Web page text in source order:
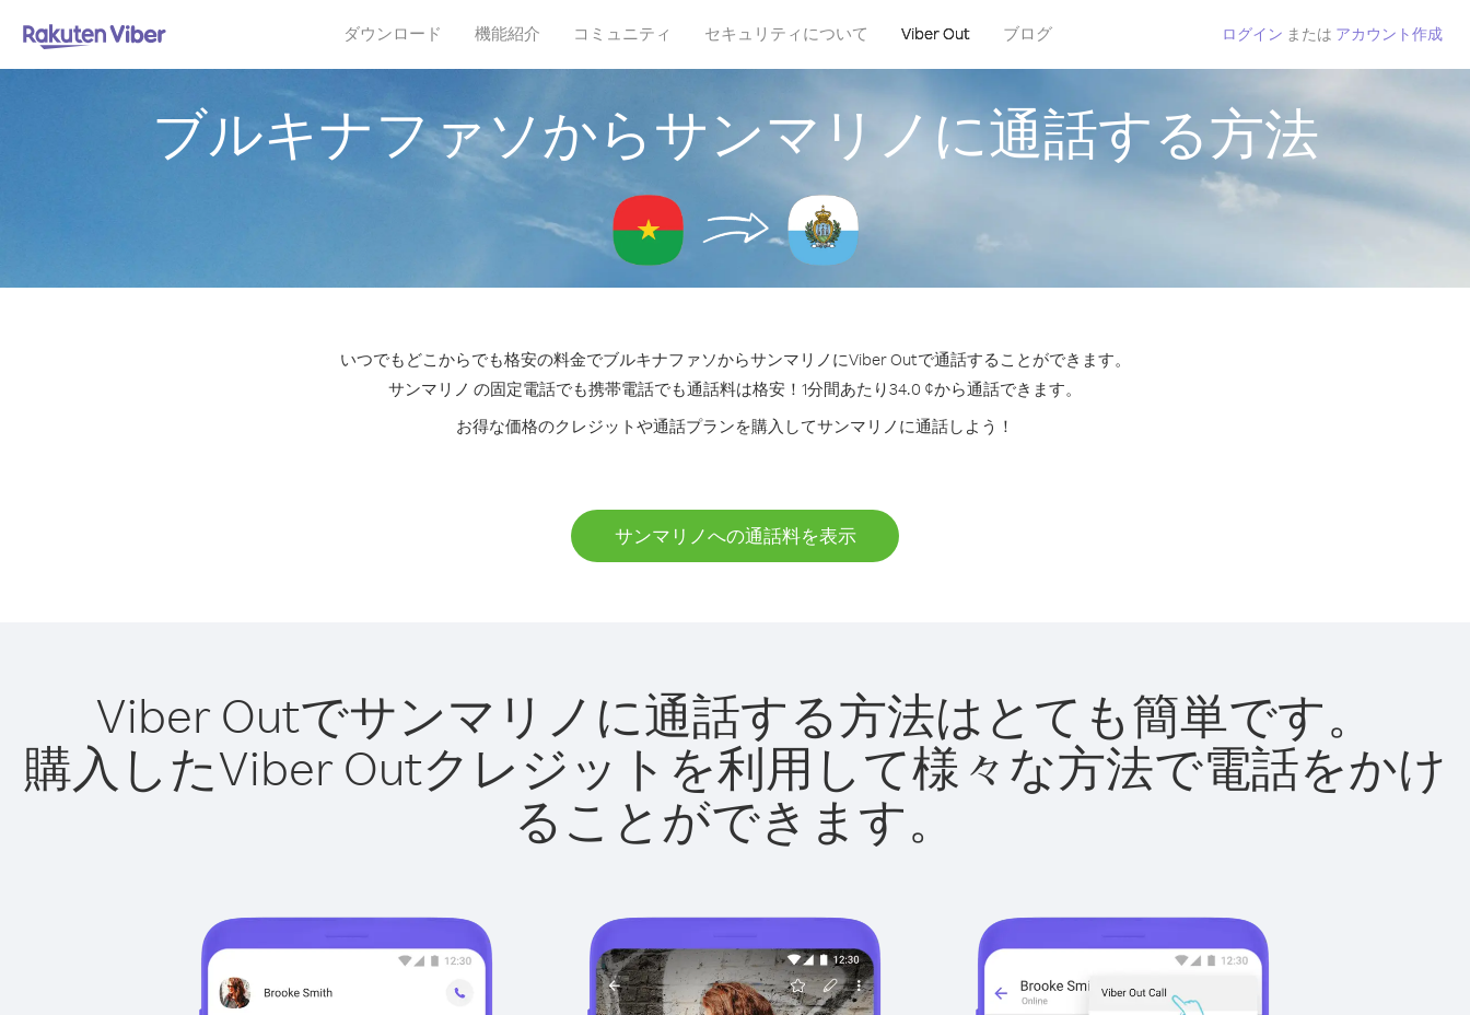
ダウンロード 機能紹介 コミュニティ セキュリティについて Viber Out ブログ ログイン または アカウント作成
ブルキナファソからサンマリノに通話する方法
いつでもどこからでも格安の料金でブルキナファソからサンマリノにViber Outで通話することができます。
サンマリノ の固定電話でも携帯電話でも通話料は格安！1分間あたり34.0 ¢から通話できます。
お得な価格のクレジットや通話プランを購入してサンマリノに通話しよう！
サンマリノへの通話料を表示
Viber Outでサンマリノに通話する方法はとても簡単です。
購入したViber Outクレジットを利用して様々な方法で電話をかけ
ることができます。